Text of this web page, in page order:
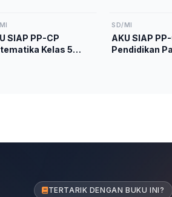
SIAP PP-CP
Kelas 5
SD/MI
AKU SIAP
Pendidikan
TERTARIK DENGAN BUKU INI?